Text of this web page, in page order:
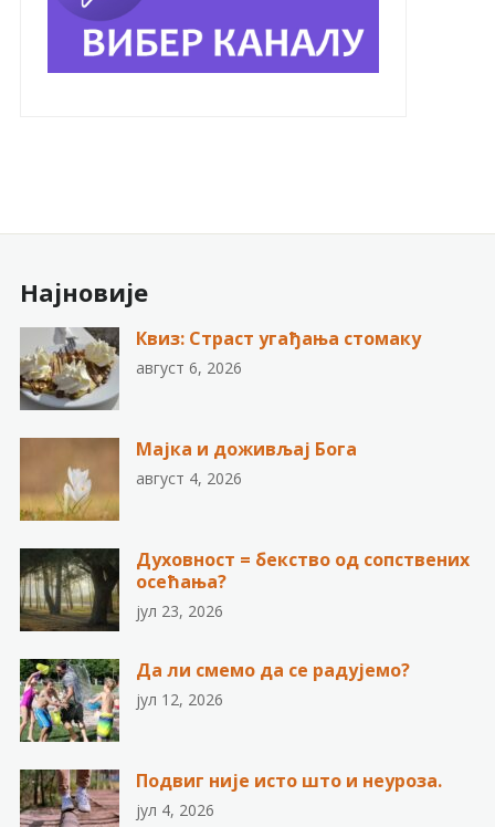
Најновије
Квиз: Страст угађања стомаку
август 6, 2026
Мајка и доживљај Бога
август 4, 2026
Духовност = бекство од сопствених
осећања?
јул 23, 2026
Да ли смемо да се радујемо?
јул 12, 2026
Подвиг није исто што и неуроза.
јул 4, 2026